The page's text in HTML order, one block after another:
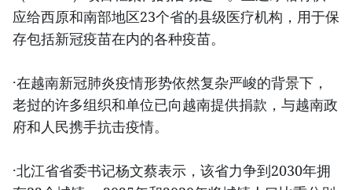
应给西原和南部地区23个省的县级医疗机构，用于保
存包括新冠疫苗在内的各种疫苗。
·在越南新冠肺炎疫情形势依然复杂严峻的背景下，
老挝的许多组织和单位已向越南提供捐款，与越南政
府和人民携手抗击疫情。
·北江省省委书记杨文蔡表示，该省力争到2030年拥